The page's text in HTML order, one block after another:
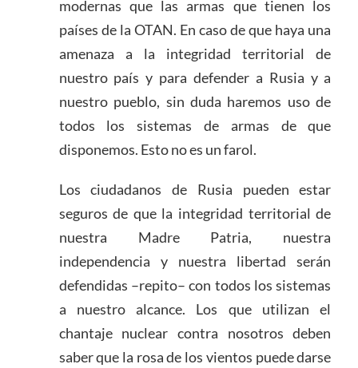
modernas que las armas que tienen los
países de la OTAN. En caso de que haya una
amenaza a la integridad territorial de
nuestro país y para defender a Rusia y a
nuestro pueblo, sin duda haremos uso de
todos los sistemas de armas de que
disponemos. Esto no es un farol.
Los ciudadanos de Rusia pueden estar
seguros de que la integridad territorial de
nuestra Madre Patria, nuestra
independencia y nuestra libertad serán
defendidas –repito– con todos los sistemas
a nuestro alcance. Los que utilizan el
chantaje nuclear contra nosotros deben
saber que la rosa de los vientos puede darse